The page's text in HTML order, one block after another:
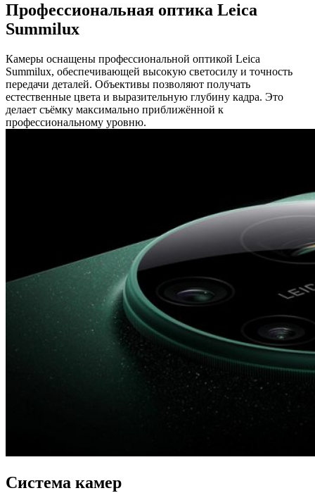
Профессиональная оптика Leica
Summilux
Камеры оснащены профессиональной оптикой Leica
Summilux, обеспечивающей высокую светосилу и точность
передачи деталей. Объективы позволяют получать
естественные цвета и выразительную глубину кадра. Это
делает съёмку максимально приближённой к
профессиональному уровню.
Система камер